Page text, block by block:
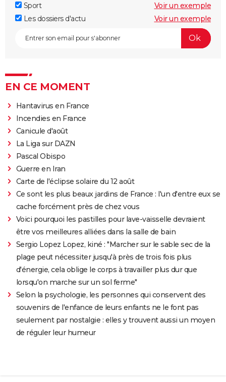
Sport
Voir un exemple
Les dossiers d'actu
Voir un exemple
EN CE MOMENT
Hantavirus en France
Incendies en France
Canicule d'août
La Liga sur DAZN
Pascal Obispo
Guerre en Iran
Carte de l'éclipse solaire du 12 août
Ce sont les plus beaux jardins de France : l'un d'entre eux se
cache forcément près de chez vous
Voici pourquoi les pastilles pour lave-vaisselle devraient
être vos meilleures alliées dans la salle de bain
Sergio Lopez Lopez, kiné : "Marcher sur le sable sec de la
plage peut nécessiter jusqu'à près de trois fois plus
d'énergie, cela oblige le corps à travailler plus dur que
lorsqu'on marche sur un sol ferme"
Selon la psychologie, les personnes qui conservent des
souvenirs de l'enfance de leurs enfants ne le font pas
seulement par nostalgie : elles y trouvent aussi un moyen
de réguler leur humeur